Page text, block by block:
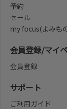
予約
セール
my focus(よみも
会員登録/マイ
会員登録
サポート
ご利用ガイド